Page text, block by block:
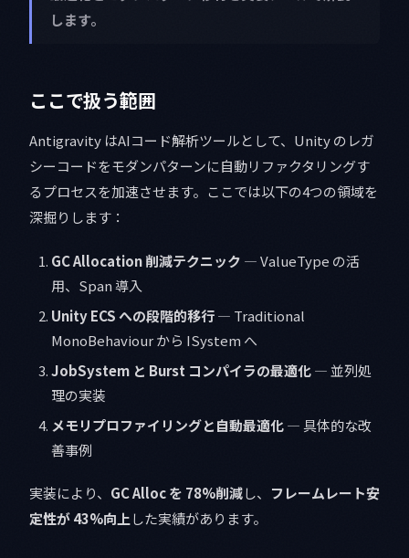
します。
ここで扱う範囲
Antigravity はAIコード解析ツールとして、Unity のレガ
シーコードをモダンパターンに自動リファクタリングす
るプロセスを加速させます。ここでは以下の4つの領域を
深掘りします：
GC Allocation 削減テクニック — ValueType の活
用、Span導入
Unity ECS への段階的移行— Traditional
MonoBehaviour から ISystem へ
JobSystem と Burst コンパイラの最適化— 並列処
理の実装
メモリプロファイリングと自動最適化— 具体的な改
善事例
実装により、 GC Alloc を 78%削減し、 フレームレート安
定性が 43%向上した実績があります。